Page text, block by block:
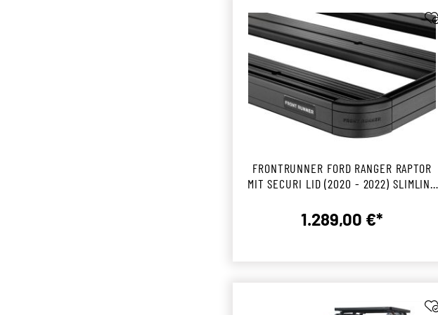
FRONTRUNNER FORD RANGER RAPTOR
MIT SECURI LID (2020 - 2022) SLIMLINE
Regulärer Preis:
1.289,00 €*